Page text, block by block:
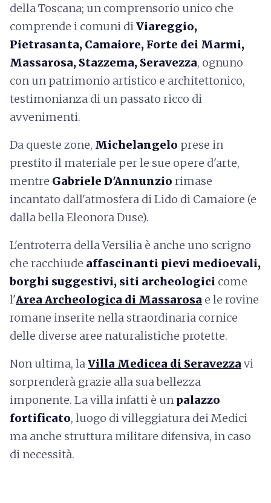
della Toscana; un comprensorio unico che
comprende i comuni diViareggio,
Pietrasanta, Camaiore, Forte dei Marmi,
Massarosa, Stazzema, Seravezza, ognuno
con un patrimonio artistico e architettonico,
testimonianza di un passato ricco di
avvenimenti.
Da queste zone, Michelangelo prese in
prestito il materiale per le sue opere d'arte,
mentre Gabriele D'Annunzio rimase
incantato dall'atmosfera di Lido di Camaiore (e
dalla bella Eleonora Duse).
L'entroterra della Versilia è anche uno scrigno
che racchiude affascinanti pievi medioevali,
borghi suggestivi, siti archeologici come
l'Area Archeologica di Massarosa e le rovine
romane inserite nella straordinaria cornice
delle diverse aree naturalistiche protette.
Non ultima, laVilla Medicea di Seravezza vi
sorprenderà grazie alla sua bellezza
imponente. La villa infatti è un palazzo
fortificato, luogo di villeggiatura dei Medici
ma anche struttura militare difensiva, in caso
di necessità.